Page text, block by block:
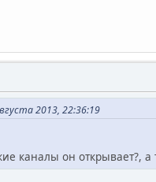
2013, 22:36:19
каналы он открывает?,